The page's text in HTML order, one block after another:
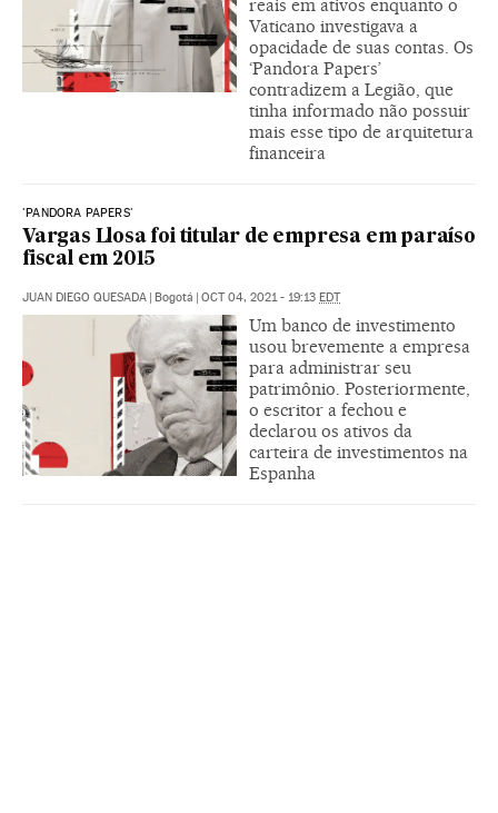
reais em ativos enquanto o
Vaticano investigava a
opacidade de suas contas. Os
‘Pandora Papers’
contradizem a Legião, que
tinha informado não possuir
mais esse tipo de arquitetura
financeira
'PANDORA PAPERS'
Vargas Llosa foi titular de empresa em paraíso
fiscal em 2015
JUAN DIEGO QUESADA | Bogotá | OCT 04, 2021 - 19:13 EDT
Um banco de investimento
usou brevemente a empresa
para administrar seu
patrimônio. Posteriormente,
o escritor a fechou e
declarou os ativos da
carteira de investimentos na
Espanha